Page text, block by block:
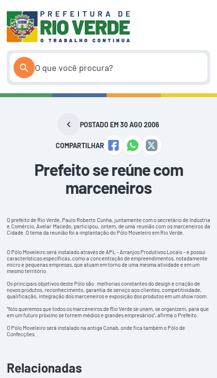
conteúdo
POSTADO EM 30 AGO 2006
COMPARTILHAR
Prefeito se reúne com
marceneiros
O prefeito de Rio Verde, Paulo Roberto Cunha, juntamente com o secretário de Industria
e Comércio, Avelar Macedo, participou, ontem, de uma reunião com os marceneiros da
Cidade. O tema da reunião foi a implantação do Pólo Moveleiro em Rio Verde.
O Pólo Moveleiro será instalado através de APL – Arranjos Produtivos Locais – e possui
características específicas, como a concentração de empreendimentos, notadamente
micro e pequenas empresas, que atuam em torno de uma mesma atividade e em um
mesmo território.
Os principais objetivos deste Pólo são: melhorias constantes do design e criação de
novos produtos, reconhecimento, garantia de serviço aos clientes, competitividade,
qualificação, integração dos marceneiros e exposição dos produtos em um show room.
“Nós queremos que todos os marceneiros de Rio Verde se unam, se organizem, para que
em um futuro próximo se tornem médios e grandes empresários”, afirma o Prefeito.
O Pólo Moveleiro será instalado na antiga Conab, onde fica também o Pólo de
Confecções.
Relacionadas